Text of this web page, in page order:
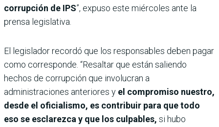
corrupción de IPS”, expuso este miércoles ante la
prensa legislativa.
El legislador recordó que los responsables deben pagar
como corresponde. “Resaltar que están saliendo
hechos de corrupción que involucran a
administraciones anteriores y el compromiso nuestro,
desde el oficialismo, es contribuir para que todo
eso se esclarezca y que los culpables, si hubo